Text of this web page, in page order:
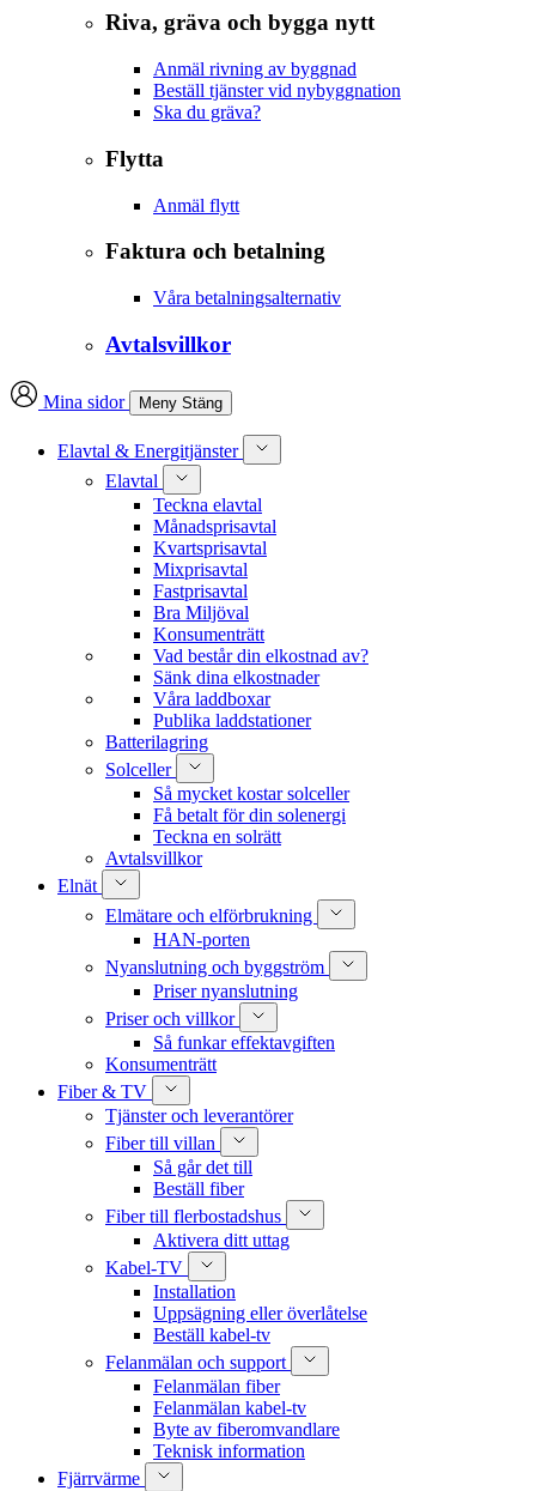
Riva, gräva och bygga nytt
Anmäl rivning av byggnad
Beställ tjänster vid nybyggnation
Ska du gräva?
Flytta
Anmäl flytt
Faktura och betalning
Våra betalningsalternativ
Avtalsvillkor
Mina sidor Meny Stäng
Elavtal & Energitjänster
Elavtal
Teckna elavtal
Månadsprisavtal
Kvartsprisavtal
Mixprisavtal
Fastprisavtal
Bra Miljöval
Konsumenträtt
Vad består din elkostnad av?
Sänk dina elkostnader
Våra laddboxar
Publika laddstationer
Batterilagring
Solceller
Så mycket kostar solceller
Få betalt för din solenergi
Teckna en solrätt
Avtalsvillkor
Elnät
Elmätare och elförbrukning
HAN-porten
Nyanslutning och byggström
Priser nyanslutning
Priser och villkor
Så funkar effektavgiften
Konsumenträtt
Fiber & TV
Tjänster och leverantörer
Fiber till villan
Så går det till
Beställ fiber
Fiber till flerbostadshus
Aktivera ditt uttag
Kabel-TV
Installation
Uppsägning eller överlåtelse
Beställ kabel-tv
Felanmälan och support
Felanmälan fiber
Felanmälan kabel-tv
Byte av fiberomvandlare
Teknisk information
Fjärrvärme